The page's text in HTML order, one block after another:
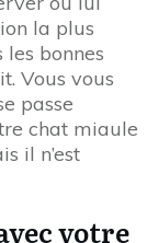
la plus
bonnes
Vous vous
passe
chat miaule
il n’est
votre